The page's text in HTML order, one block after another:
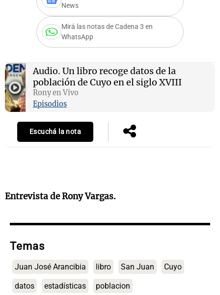
News
Mirá las notas de Cadena 3 en
WhatsApp
Audio. Un libro recoge datos de la
población de Cuyo en el siglo XVIII
Rony en Vivo
Episodios
Escuchá la nota
Entrevista de Rony Vargas.
Temas
Juan José Arancibia libro San Juan Cuyo
datos estadísticas poblacion
Mundial 2026